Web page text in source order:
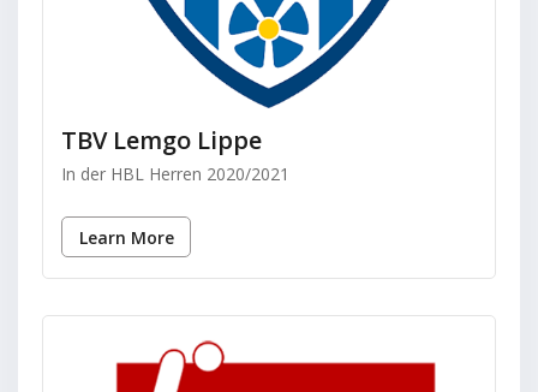
TBV Lemgo Lippe
In der HBL Herren 2020/2021
Learn More